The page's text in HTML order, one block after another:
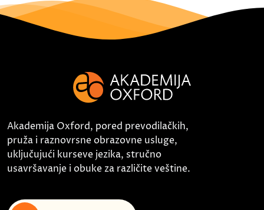
Akademija Oxford, pored prevodilačkih,
pruža i raznovrsne obrazovne usluge,
uključujući kurseve jezika, stručno
usavršavanje i obuke za različite veštine.